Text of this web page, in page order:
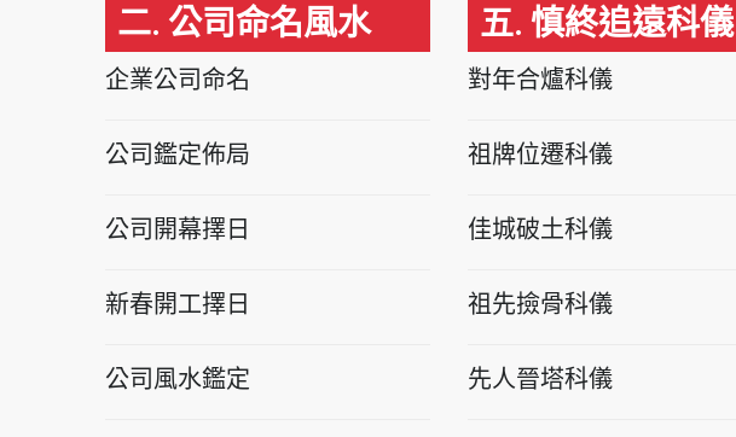
二. 公司命名風水
企業公司命名
公司鑑定佈局
公司開幕擇日
新春開工擇日
公司風水鑑定
五. 慎終追遠科儀
對年合爐科儀
祖牌位遷科儀
佳城破土科儀
祖先撿骨科儀
先人晉塔科儀